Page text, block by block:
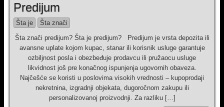
Predijum
Šta je
Šta znači
Šta znači predijum? Šta je predijum? Predijum je vrsta depozita ili
avansne uplate kojom kupac, stanar ili korisnik usluge garantuje
ozbiljnost posla i obezbeđuje prodavcu ili pružaocu usluge
likvidnost još pre konačnog ispunjenja ugovornih obaveza.
Najčešće se koristi u poslovima visokih vrednosti – kupoprodaji
nekretnina, izgradnji objekata, dugoročnom zakupu ili
personalizovanoj proizvodnji. Za razliku […]